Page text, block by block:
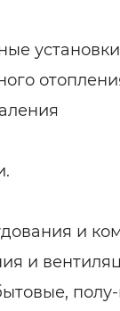
установки
и
и